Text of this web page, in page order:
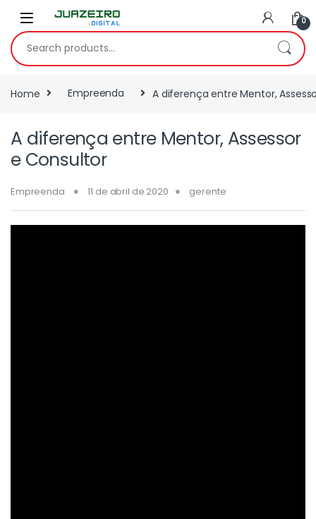
0
Home Empreenda A diferença entre Mentor,
A diferença entre Mentor, Assessor
e Consultor
Empreenda 11 de abril de 2020 gerente